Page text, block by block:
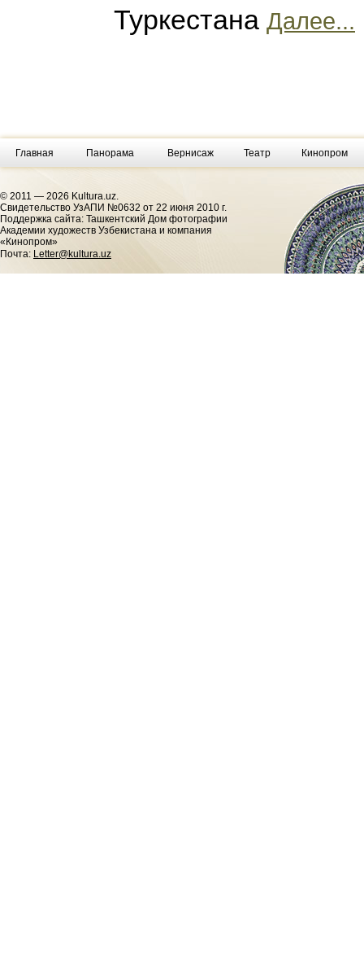
Туркестана Далее...
Главная Панорама Вернисаж Театр Кинопром
© 2011 — 2026 Kultura.uz.
Cвидетельство УзАПИ №0632 от 22 июня 2010 г.
Поддержка сайта: Ташкентский Дом фотографии
Академии художеств Узбекистана и компания
«Кинопром»
Почта: Letter@kultura.uz